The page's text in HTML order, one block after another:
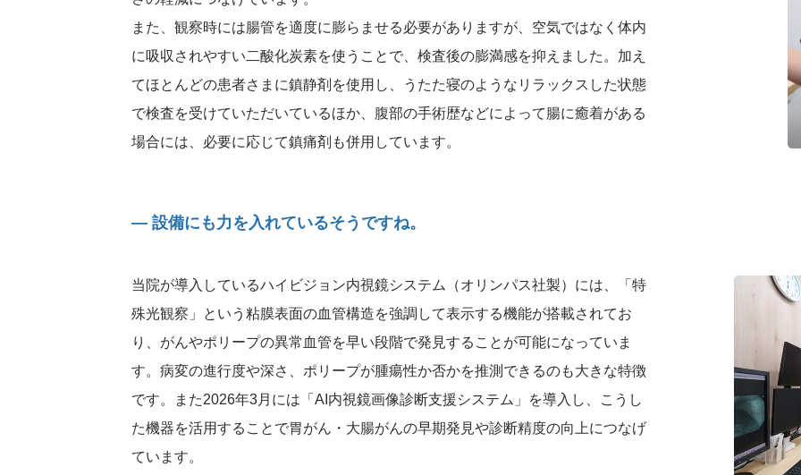
また、観察時には腸管を適度に膨らませる必要がありますが、空気ではなく体内
に吸収されやすい二酸化炭素を使うことで、検査後の膨満感を抑えました。加え
てほとんどの患者さまに鎮静剤を使用し、うたた寝のようなリラックスした状態
で検査を受けていただいているほか、腹部の手術歴などによって腸に癒着がある
場合には、必要に応じて鎮痛剤も併用しています。
― 設備にも力を入れているそうですね。
当院が導入しているハイビジョン内視鏡システム（オリンパス社製）には、「特
殊光観察」という粘膜表面の血管構造を強調して表示する機能が搭載されてお
り、がんやポリープの異常血管を早い段階で発見することが可能になっていま
す。病変の進行度や深さ、ポリープが腫瘍性か否かを推測できるのも大きな特徴
です。また2026年3月には「AI内視鏡画像診断支援システム」を導入し、こうし
た機器を活用することで胃がん・大腸がんの早期発見や診断精度の向上につなげ
ています。